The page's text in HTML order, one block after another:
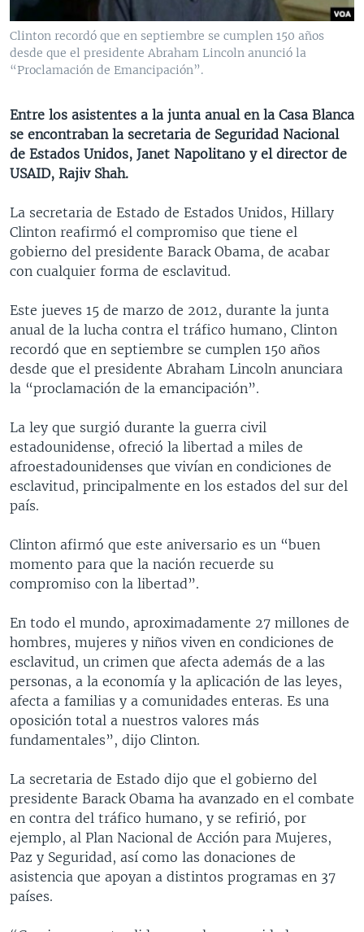
BRASIL
ENTRETENIMIENTO Y CULTURA
TECNOLOGÍA
CIENCIA Y SALUD
VIDEOS
FOTOGRAFÍA
PROGRAMAS TV
EL MUNDO AL DÍA
VISIÓN 360
LAS CLAVES
RADIO
AUDIONOTICIAS
BUENOS DÍAS AMÉRICA
EL MUNDO AL DÍA [RADIO]
FORO [RADIO]
DEPORTIVO INTERNACIONAL
NOTA ECONÓMICA
ENTRETENIMIENTO
DOCUMENTALES DE LA VOA
Learning English
SÍGANOS
Clinton recordó que en septiembre se cumplen 150 años
desde que el presidente Abraham Lincoln anunció la
“Proclamación de Emancipación”.
Entre los asistentes a la junta anual en la Casa Blanca
se encontraban la secretaria de Seguridad Nacional
de Estados Unidos, Janet Napolitano y el director de
USAID, Rajiv Shah.
La secretaria de Estado de Estados Unidos, Hillary
Clinton reafirmó el compromiso que tiene el
gobierno del presidente Barack Obama, de acabar
con cualquier forma de esclavitud.
Este jueves 15 de marzo de 2012, durante la junta
anual de la lucha contra el tráfico humano, Clinton
recordó que en septiembre se cumplen 150 años
desde que el presidente Abraham Lincoln anunciara
la “proclamación de la emancipación”.
La ley que surgió durante la guerra civil
estadounidense, ofreció la libertad a miles de
afroestadounidenses que vivían en condiciones de
esclavitud, principalmente en los estados del sur del
país.
Clinton afirmó que este aniversario es un “buen
momento para que la nación recuerde su
compromiso con la libertad”.
En todo el mundo, aproximadamente 27 millones de
hombres, mujeres y niños viven en condiciones de
esclavitud, un crimen que afecta además de a las
personas, a la economía y la aplicación de las leyes,
afecta a familias y a comunidades enteras. Es una
oposición total a nuestros valores más
fundamentales”, dijo Clinton.
La secretaria de Estado dijo que el gobierno del
presidente Barack Obama ha avanzado en el combate
en contra del tráfico humano, y se refirió, por
ejemplo, al Plan Nacional de Acción para Mujeres,
Paz y Seguridad, así como las donaciones de
asistencia que apoyan a distintos programas en 37
países.